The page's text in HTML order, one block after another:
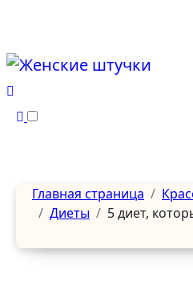
Главная страница
Диеты
5 диет,